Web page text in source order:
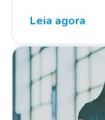
Leia agora